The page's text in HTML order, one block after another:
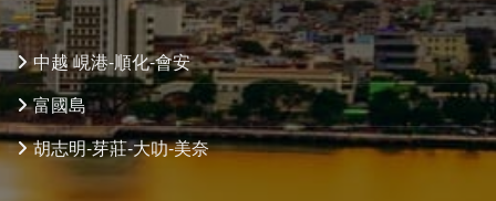
中越 峴港-順化-會安
富國島
胡志明-芽莊-大叻-美奈